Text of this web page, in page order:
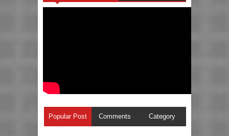
Popular Post Comments Category